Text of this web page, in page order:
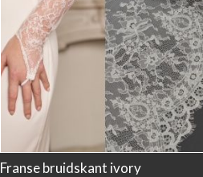
Franse bruidskant ivory